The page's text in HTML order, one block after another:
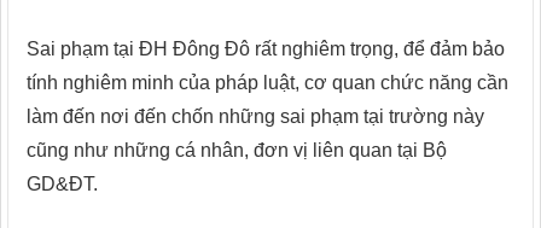
Sai phạm tại ĐH Đông Đô rất nghiêm trọng, để đảm bảo
tính nghiêm minh của pháp luật, cơ quan chức năng cần
làm đến nơi đến chốn những sai phạm tại trường này
cũng như những cá nhân, đơn vị liên quan tại Bộ
GD&ĐT.